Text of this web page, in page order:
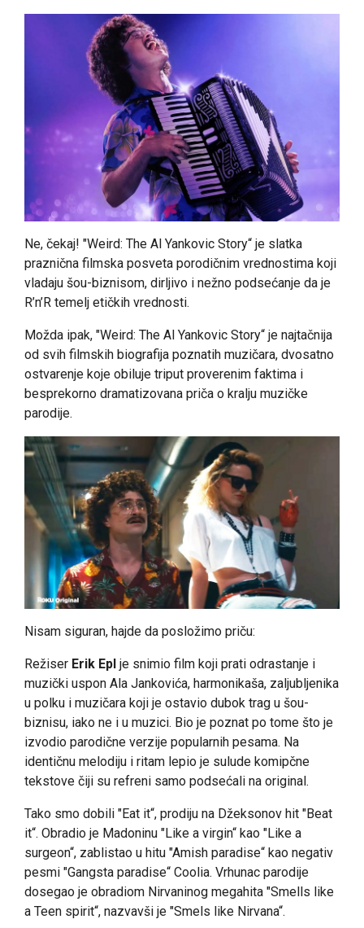
Ne, čekaj! "Weird: The Al Yankovic Story“ je slatka
praznična filmska posveta porodičnim vrednostima koji
vladaju šou-biznisom, dirljivo i nežno podsećanje da je
R’n’R temelj etičkih vrednosti.
Možda ipak, "Weird: The Al Yankovic Story“ je najtačnija
od svih filmskih biografija poznatih muzičara, dvosatno
ostvarenje koje obiluje triput proverenim faktima i
besprekorno dramatizovana priča o kralju muzičke
parodije.
Nisam siguran, hajde da posložimo priču:
Režiser Erik Epl je snimio film koji prati odrastanje i
muzički uspon Ala Jankovića, harmonikaša, zaljubljenika
u polku i muzičara koji je ostavio dubok trag u šou-
biznisu, iako ne i u muzici. Bio je poznat po tome što je
izvodio parodične verzije popularnih pesama. Na
identičnu melodiju i ritam lepio je sulude komipčne
tekstove čiji su refreni samo podsećali na original.
Tako smo dobili "Eat it“, prodiju na Džeksonov hit "Beat
it“. Obradio je Madoninu "Like a virgin“ kao "Like a
surgeon“, zablistao u hitu "Amish paradise“ kao negativ
pesmi "Gangsta paradise“ Coolia. Vrhunac parodije
dosegao je obradiom Nirvaninog megahita "Smells like
a Teen spirit“, nazvavši je "Smels like Nirvana“.